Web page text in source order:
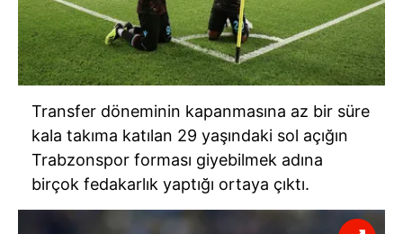
Transfer döneminin kapanmasına az bir süre
kala takıma katılan 29 yaşındaki sol açığın
Trabzonspor forması giyebilmek adına
birçok fedakarlık yaptığı ortaya çıktı.